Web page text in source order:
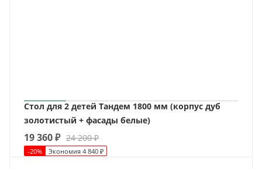
Стол для 2 детей Тандем 1800 мм (корпус дуб
золотистый + фасады белые)
19 360₽ 24 200₽
-20% Экономия 4 840 ₽